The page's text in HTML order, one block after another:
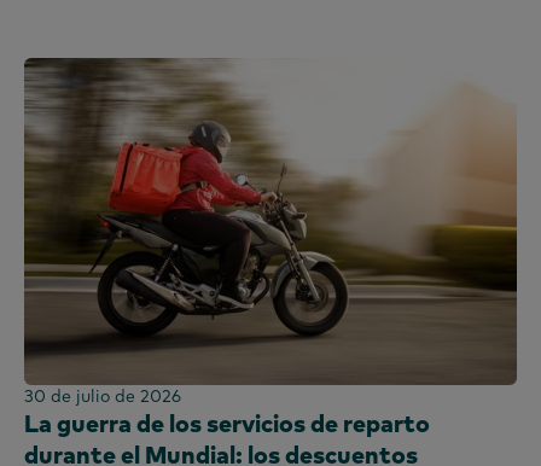
30 de julio de 2026
La guerra de los servicios de reparto
durante el Mundial: los descuentos